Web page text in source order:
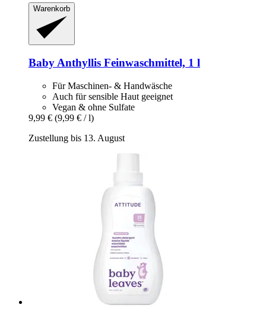
Warenkorb
Baby Anthyllis Feinwaschmittel, 1 l
Für Maschinen- & Handwäsche
Auch für sensible Haut geeignet
Vegan & ohne Sulfate
9,99 € (9,99 € / l)
Zustellung bis 13. August